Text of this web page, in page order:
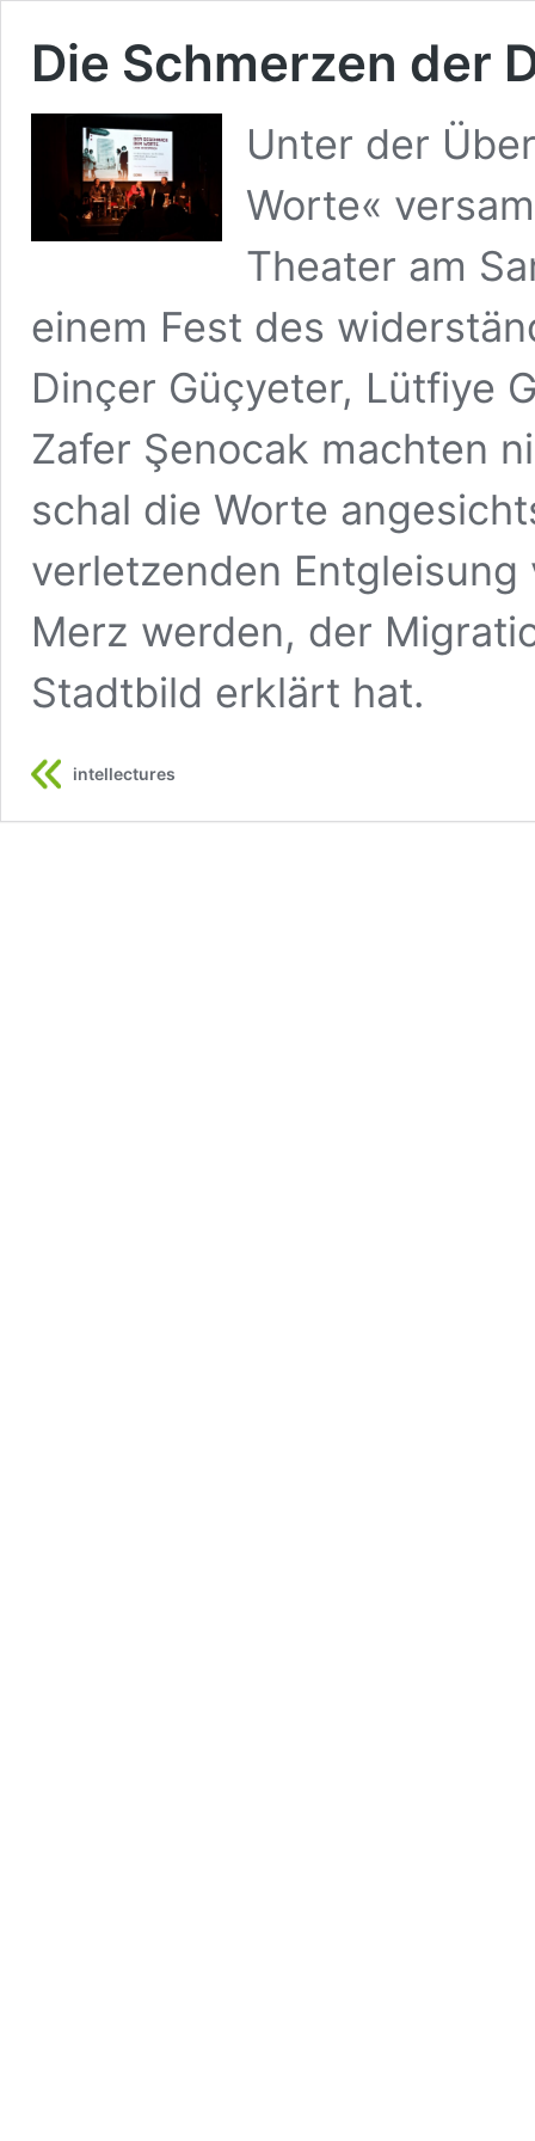
Die Schmerzen der
Unter der
Worte«
Theater am
einem Fest des
Dinçer Güçyeter, Lütfiye
Zafer Şenocak machten
schal die Worte
verletzenden
Merz werden, der
Stadtbild erklärt hat.
intellectures